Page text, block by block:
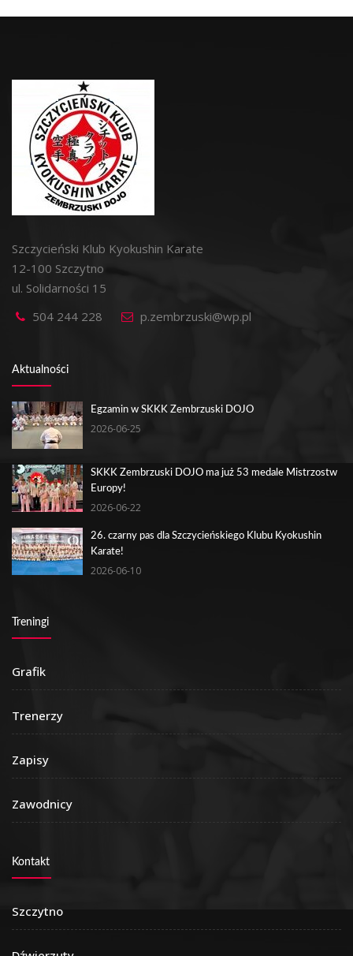
Szczycieński Klub Kyokushin Karate
12-100 Szczytno
ul. Solidarności 15
504 244 228
p.zembrzuski@wp.pl
Aktualności
Egzamin w SKKK Zembrzuski DOJO
2026-06-25
SKKK Zembrzuski DOJO ma już 53 medale Mistrzostw
Europy!
2026-06-22
26. czarny pas dla Szczycieńskiego Klubu Kyokushin
Karate!
2026-06-10
Treningi
Grafik
Trenerzy
Zapisy
Zawodnicy
Kontakt
Szczytno